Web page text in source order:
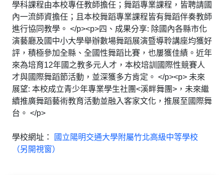
學科課程由本校專任教師擔任；舞蹈專業課程，皆聘請國
內一流師資擔任；且本校舞蹈專業課程皆有舞蹈伴奏教師
進行協同教學。 </p><p>四、成果分享: 除國內各縣市化
演藝廳及國中小大學舉辦數場舞蹈展演暨導聆講座均獲好
評，積極參加全縣、全國性舞蹈比賽，也屢獲佳績。近年
來為培育12年國之教多元人才，本校培訓國際性競賽人
才與國際舞蹈節活動，並深獲多方肯定。 </p><p> 未來
展望: 本校成立青少年專業學生社團<溪畔舞團>，未來繼
續推廣舞蹈藝術教育活動並融入客家文化，推展至國際舞
台。 </p>
學校網址：
國立陽明交通大學附屬竹北高級中等學校
（另開視窗）